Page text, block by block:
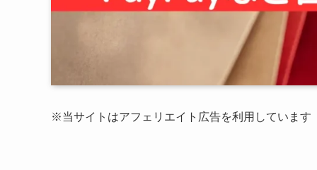
※当サイトはアフェリエイト広告を利用しています